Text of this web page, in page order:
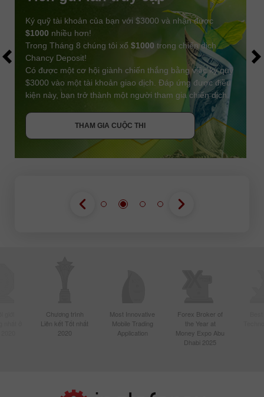
THAM GIA CUỘC THI
Ký quỹ tài khoản của bạn với $3000 và nhận được
$1000 nhiều hơn!
Trong Tháng 8 chúng tôi xổ $1000 trong chiến dịch
Chancy Deposit!
Có được một cơ hội giành chiến thắng bằng việc ký quỹ
$3000 vào một tài khoản giao dịch. Đáp ứng được điều
kiện này, bạn trở thành một người tham gia chiến dịch.
THAM GIA CUỘC THI
NHẬN THƯỞNG
Chương trình
Liên kết Tốt nhất
2020
Most Innovative
Mobile Trading
Application
Forex Broker of
the Year at
Money Expo Abu
Dhabi 2025